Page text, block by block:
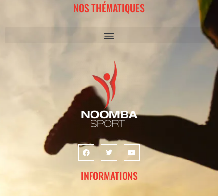
NOS THÉMATIQUES
INFORMATIONS